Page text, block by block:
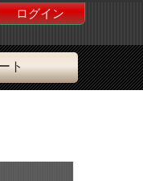
ログイン
ト